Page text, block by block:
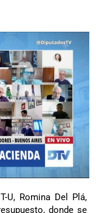
U, Romina Del Plá,
donde se